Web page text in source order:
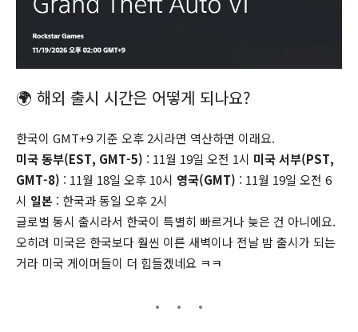
🌍 해외 출시 시간은 어떻게 되나요?
한국이 GMT+9 기준 오후 2시라면 역산하면 이래요.
미국 동부(EST, GMT-5) : 11월 19일 오전 1시 미국 서부(PST,
GMT-8) : 11월 18일 오후 10시 영국(GMT) : 11월 19일 오전 6
시 일본 : 한국과 동일 오후 2시
글로벌 동시 출시라서 한국이 특별히 빠르거나 늦은 건 아니에요.
오히려 미국은 한국보다 훨씬 이른 새벽이나 전날 밤 출시가 되는
거라 미국 게이머들이 더 힘들겠네요 ㅋㅋ